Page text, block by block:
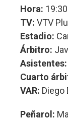
Hora: 19:30
TV: VTV
Estadio:
Árbitro:
Asistentes:
Cuarto
VAR: Diego
Peñarol: